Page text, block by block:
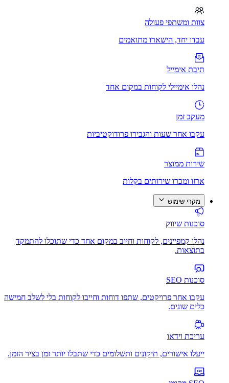
צוות ומשתפי פעולה
עבדו יחד, הישארו מתואמים
תיבת אימייל
נהלו אימיילי לקוחות במקום אחד
מעקב זמן
עקבו אחר שעות והגבירו פרודוקטיביות
שירות ממוצר
ארזו ומכרו שירותים בקלות
מקרי שימוש
סוכנות שיווק
נהלו קמפיינים, לקוחות וחיוב במקום אחד כדי שתוכלו להתמקד
בתוצאות.
סוכנות SEO
עקבו אחר פרויקטים, שתפו דוחות וחייבו לקוחות בלי לשלב חמישה
כלים שונים.
עריכת וידאו
ייעלו אישורים, תיקונים ותשלומים כדי שתבלו יותר זמן בציר הזמן.